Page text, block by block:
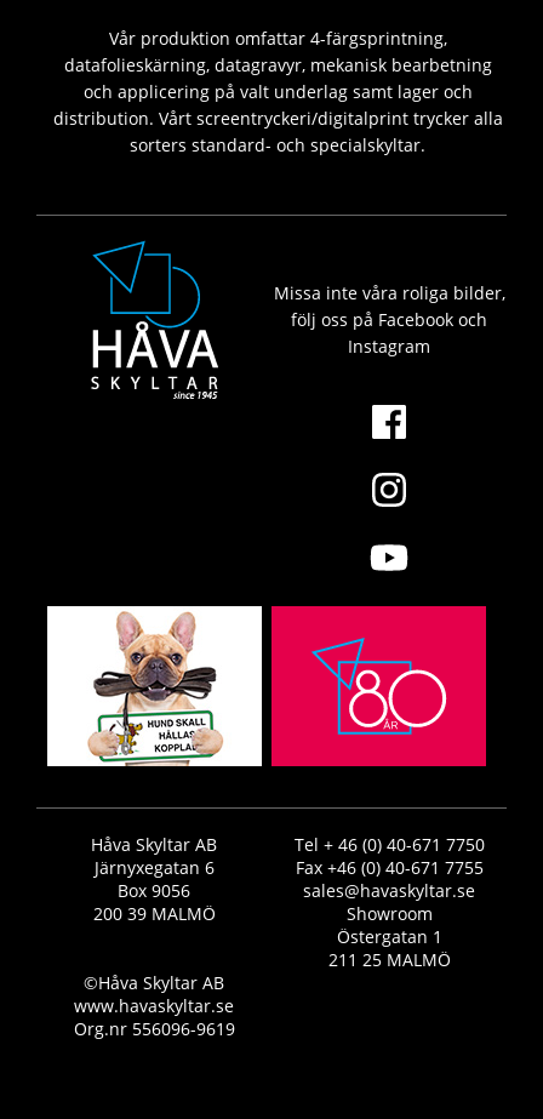
Vår produktion omfattar 4-färgsprintning,
datafolieskärning, datagravyr, mekanisk bearbetning
och applicering på valt underlag samt lager och
distribution. Vårt screentryckeri/digitalprint trycker alla
sorters standard- och specialskyltar.
Missa inte våra roliga bilder,
följ oss på Facebook och
Instagram
Håva Skyltar AB
Järnyxegatan 6
Box 9056
200 39 MALMÖ
Tel + 46 (0) 40-671 7750
Fax +46 (0) 40-671 7755
sales@havaskyltar.se
Showroom
Östergatan 1
211 25 MALMÖ
©Håva Skyltar AB
www.havaskyltar.se
Org.nr 556096-9619